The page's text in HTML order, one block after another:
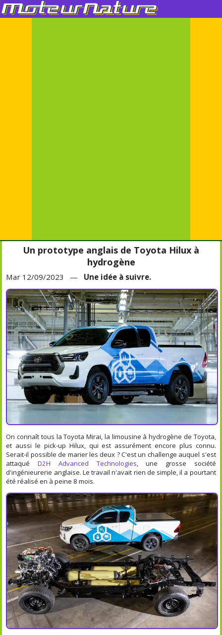
Un prototype anglais de Toyota Hilux à
hydrogène
Mar 12/09/2023 — Une idée à suivre.
On connaît tous la Toyota Mirai, la limousine à hydrogène de Toyota,
et aussi le pick-up Hilux, qui est assurément encore plus connu.
Serait-il possible de marier les deux ? C'est un challenge auquel s'est
attaquéD2H Advanced Technologies, une grosse société
d'ingénieurerie anglaise. Le travail n'avait rien de simple, il a pourtant
été réalisé en à peine 8 mois.